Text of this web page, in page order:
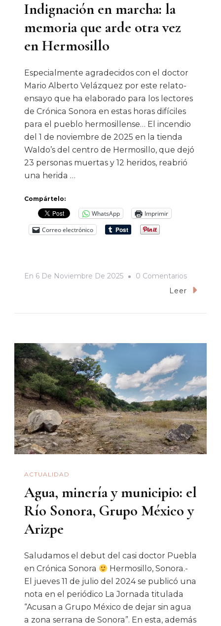
Indignación en marcha: la
memoria que arde otra vez
en Hermosillo
Especialmente agradecidos con el doctor
Mario Alberto Velázquez por este relato-
ensayo que ha elaborado para los lectores
de Crónica Sonora en estas horas difíciles
para el pueblo hermosillense… El incendio
del 1 de noviembre de 2025 en la tienda
Waldo’s del centro de Hermosillo, que dejó
23 personas muertas y 12 heridos, reabrió
una herida …
Compártelo:
WhatsApp
Imprimir
Correo electrónico
En 6 De Noviembre De 2025 0 ComentariosEn
Que
Arde
Otra
Vez
En
Leer
ACTUALIDAD
Agua, minería y municipio: el
Río Sonora, Grupo México y
Arizpe
Saludamos el debut del casi doctor Puebla
en Crónica Sonora
Hermosillo, Sonora.-
El jueves 11 de julio del 2024 se publicó una
nota en el periódico La Jornada titulada
“Acusan a Grupo México de dejar sin agua
a zona serrana de Sonora”. En esta, además